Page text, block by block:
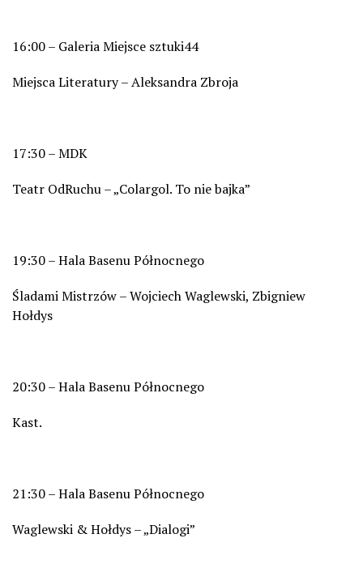
16:00 – Galeria Miejsce sztuki44
Miejsca Literatury – Aleksandra Zbroja
17:30 – MDK
Teatr OdRuchu– „Colargol. To nie bajka”
19:30 – Hala Basenu Północnego
Śladami Mistrzów – Wojciech Waglewski, Zbigniew
Hołdys
20:30 – Hala Basenu Północnego
Kast.
21:30 – Hala Basenu Północnego
Waglewski & Hołdys – „Dialogi”